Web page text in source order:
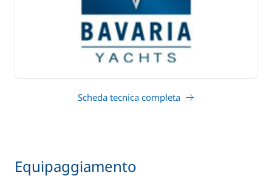
Scheda tecnica completa
Equipaggiamento